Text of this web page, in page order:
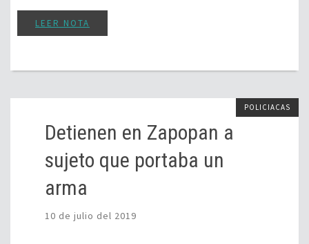
LEER NOTA
POLICIACAS
Detienen en Zapopan a
sujeto que portaba un
arma
10 de julio del 2019